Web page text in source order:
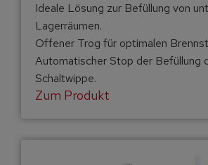
Ideale Lösung zur Befüllung von
Lagerräumen.
Offener Trog für optimalen
Automatischer Stop der Befüllung
Schaltwippe.
Zum Produkt